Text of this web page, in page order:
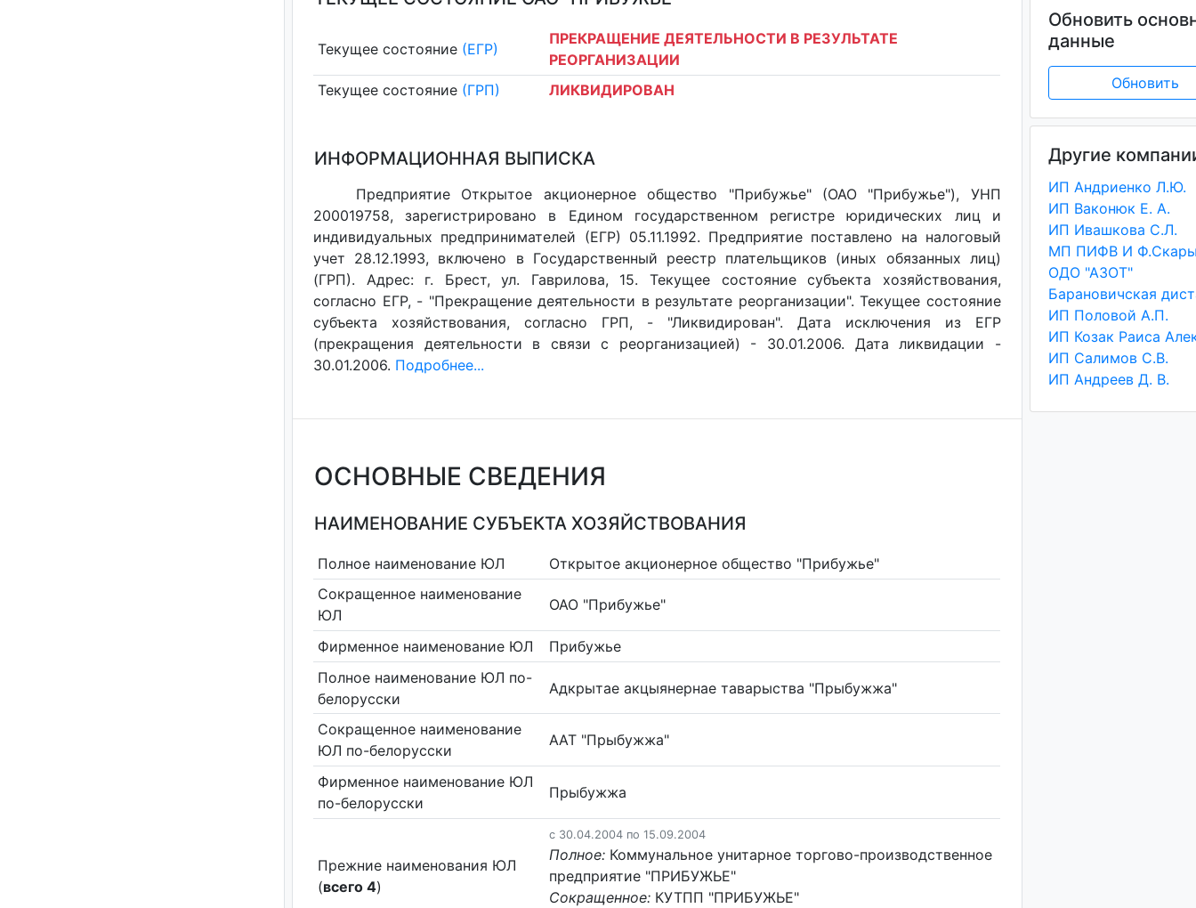
Текущее состояние (ЕГР)
ПРЕКРАЩЕНИЕ ДЕЯТЕЛЬНОСТИ В РЕЗУЛЬТАТЕ
РЕОРГАНИЗАЦИИ
Текущее состояние (ГРП) ЛИКВИДИРОВАН
ИНФОРМАЦИОННАЯ ВЫПИСКА
Предприятие Открытое акционерное общество "Прибужье" (ОАО "Прибужье"), УНП
200019758, зарегистрировано в Едином государственном регистре юридических лиц и
индивидуальных предпринимателей (ЕГР) 05.11.1992. Предприятие поставлено на налоговый
учет 28.12.1993, включено в Государственный реестр плательщиков (иных обязанных лиц)
(ГРП). Адрес: г. Брест, ул. Гаврилова, 15. Текущее состояние субъекта хозяйствования,
согласно ЕГР, - "Прекращение деятельности в результате реорганизации". Текущее состояние
субъекта хозяйствования, согласно ГРП, - "Ликвидирован". Дата исключения из ЕГР
(прекращения деятельности в связи с реорганизацией) - 30.01.2006. Дата ликвидации -
30.01.2006. Подробнее...
ОСНОВНЫЕ СВЕДЕНИЯ
НАИМЕНОВАНИЕ СУБЪЕКТА ХОЗЯЙСТВОВАНИЯ
Полное наименование ЮЛ
Открытое акционерное общество "Прибужье"
Сокращенное наименование
ЮЛ
ОАО "Прибужье"
Фирменное наименование ЮЛ
Прибужье
Полное наименование ЮЛ по-
белорусски
Адкрытае акцыянернае таварыства "Прыбужжа"
Сокращенное наименование
ЮЛ по-белорусски
ААТ "Прыбужжа"
Фирменное наименование ЮЛ
по-белорусски
Прыбужжа
Прежние наименования ЮЛ
(всего 4)
c 30.04.2004 по 15.09.2004
Полное: Коммунальное унитарное торгово-производственное
предприятие "ПРИБУЖЬЕ"
Сокращенное: КУТПП "ПРИБУЖЬЕ"
Обновить
данные
Обновить
Другие
ИП Андриенко Л.Ю.
ИП Ваконюк Е. А.
ИП Ивашкова С.Л.
МП ПИФВ И
ОДО "АЗОТ"
ИП Половой А.П.
ИП Салимов С.В.
ИП Андреев Д. В.